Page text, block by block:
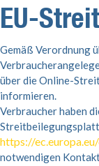
EU-
Gemäß Verordnung
über die Online-
informieren.
Verbraucher haben
https://
notwendigen